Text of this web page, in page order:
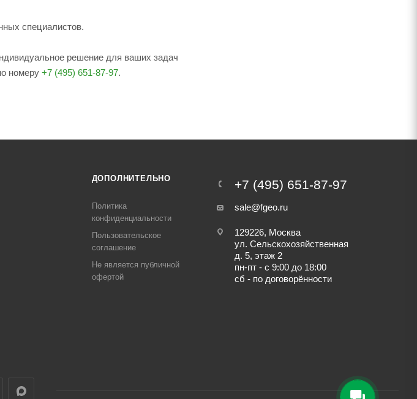
специалистов.
решение для ваших задач
номеру +7 (495) 651-87-97.
ДОПОЛНИТЕЛЬНО
Политика
конфиденциальности
Пользовательское
соглашение
Не является публичной
офертой
+7 (495) 651-87-97
sale@fgeo.ru
129226, Москва
ул. Сельскохозяйственная
д. 5, этаж 2
пн-пт - с 9:00 до 18:00
сб - по договорённости